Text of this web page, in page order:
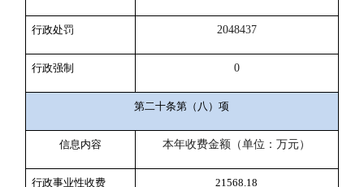
行政处罚 2048437
行政强制 0
第二十条第（八）项
信息内容 本年收费金额（单位：万元）
行政事业性收费 21568.18